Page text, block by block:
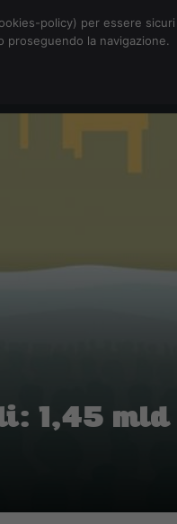
1,45
policy) per essere
proseguendo la navigazione.